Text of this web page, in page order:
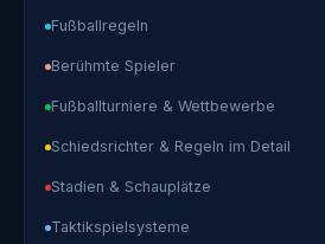
Fußballregeln
Berühmte Spieler
Fußballturniere & Wettbewerbe
Schiedsrichter & Regeln im Detail
Stadien & Schauplätze
Taktikspielsysteme